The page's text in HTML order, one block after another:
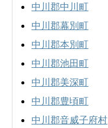
中川郡中川町
中川郡幕別町
中川郡本別町
中川郡池田町
中川郡美深町
中川郡豊頃町
中川郡音威子府村